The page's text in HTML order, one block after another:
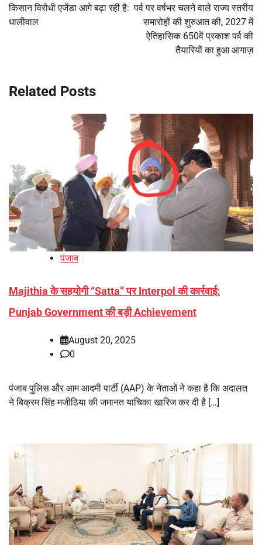
किसान विरोधी एजेंडा आगे बढ़ा रही है:
धालीवाल
पर्व पर वर्षभर चलने वाले राज्य स्तरीय
समारोहों की शुरुआत की, 2027 में
ऐतिहासिक 650वें प्रकाश पर्व की
तैयारियों का हुआ आगाज़
Related Posts
पंजाब
Majithia के सहयोगी “Satta” पर Interpol की कार्रवाई:
Punjab Government की बड़ी Achievement
August 20, 2025
0
पंजाब पुलिस और आम आदमी पार्टी (AAP) के नेताओं ने कहा है कि अदालत
ने बिक्रम सिंह मजीठिया की जमानत याचिका खारिज कर दी है […]